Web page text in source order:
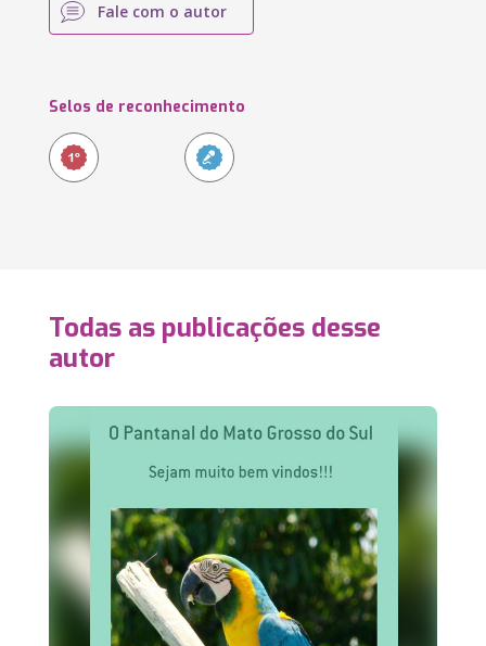
Fale com o autor
Selos de reconhecimento
Todas as publicações desse
autor